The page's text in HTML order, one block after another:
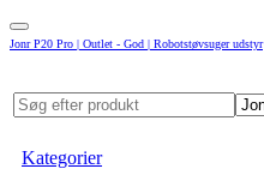
Jonr P20 Pro | Outlet - God | Robotstøvsuger udstyr
Kategorier